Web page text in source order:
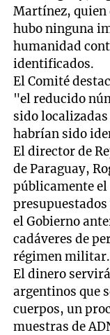
Martínez, quien
hubo ninguna
humanidad
identificados.
El Comité
"el reducido
sido
habrían sido
El director de
de Paraguay,
públicamente el
presupuestados
el Gobierno
cadáveres de
régimen militar.
El dinero
argentinos que
cuerpos, un
muestras de